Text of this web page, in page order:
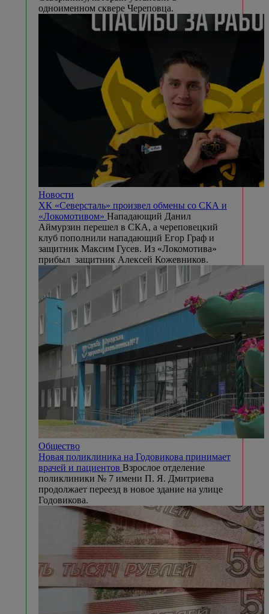
одноименном сквере Череповца.
Новости
️ХК «Северсталь» произвел обмены со СКА и
«Локомотивом» Нападающий Данил
Аймурзин перешел в СКА, а череповецкий
клуб пополнили нападающий Егор Граф и
защитник Максим Гусев. Из «Локомотива»
прибыл ️ защитник Алексей Кожевников.
Общество
Новая поликлиника на Годовикова принимает
врачей и пациентов Взрослое отделение
поликлиники № 7 имени П. Я. Дмитриева
продолжает переезд в новое здание на улице
Годовикова.